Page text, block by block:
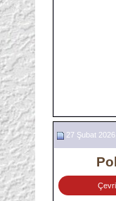
27 Şubat